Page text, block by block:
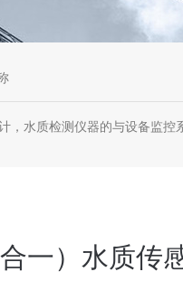
质检测仪器的与设备监控系统、智慧系统监测平台
一）水质传